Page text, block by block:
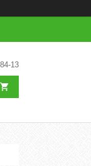
13